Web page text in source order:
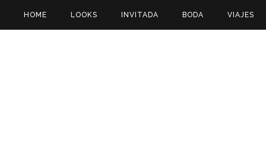
HOME LOOKS INVITADA BODA VIAJES